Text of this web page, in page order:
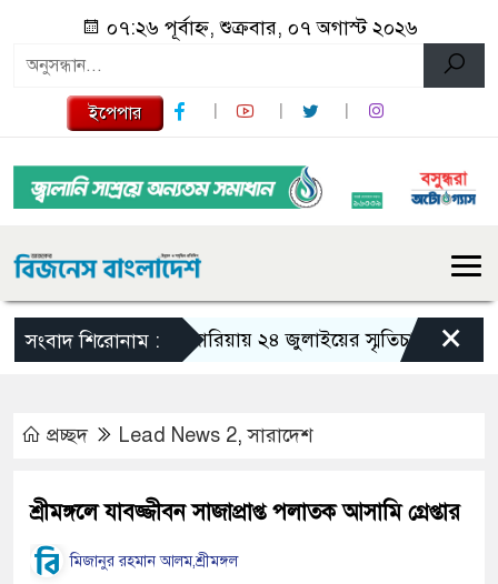
০৭:২৬ পূর্বাহ্ন, শুক্রবার, ০৭ অগাস্ট ২০২৬
ইপেপার
সংবাদ শিরোনাম :গজারিয়ায় ২৪ জুলাইয়ের স্মৃতিচারণ: গুমের×
প্রচ্ছদ Lead News 2,সারাদেশ
শ্রীমঙ্গলে যাবজ্জীবন সাজাপ্রাপ্ত পলাতক আসামি গ্রেপ্তার
মিজানুর রহমান আলম,শ্রীমঙ্গল